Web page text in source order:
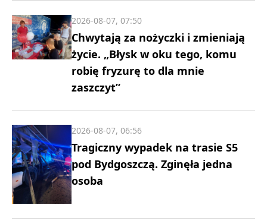
Chwytają za nożyczki i zmieniają
życie. „Błysk w oku tego, komu
robię fryzurę to dla mnie
zaszczyt”
2026-08-07, 07:50
Tragiczny wypadek na trasie S5
pod Bydgoszczą. Zginęła jedna
osoba
2026-08-07, 06:56